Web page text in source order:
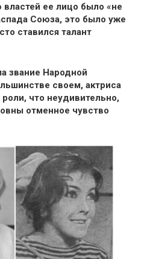
ее лицо было «не
Союза, это было уже
ставился талант
звание Народной
своем, актриса
что неудивительно,
отменное чувство